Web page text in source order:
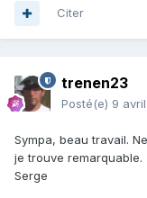
Citer
trenen23
Posté(e) 9
Sympa, beau travail.
je trouve remarquable.
Serge